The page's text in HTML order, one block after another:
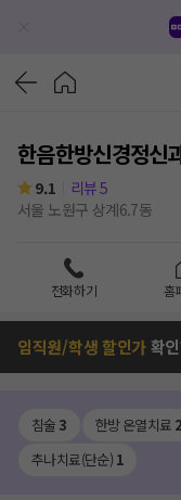
한음한방신경정신
9.1 리뷰5
서울 노원구 상계6.7동
전화하기 홈
임직원/학생 할인가확
침술3 한방 온열치료 2
추나치료(단순) 1